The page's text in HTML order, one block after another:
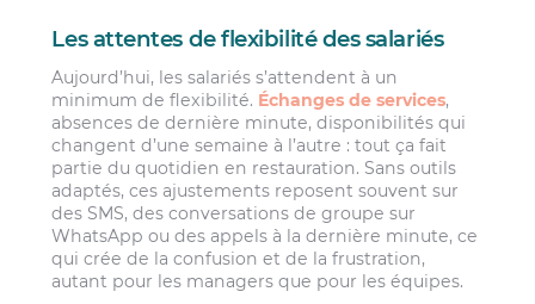
Les attentes de flexibilité des salariés
Aujourd’hui, les salariés s’attendent à un
minimum de flexibilité. Échanges de services,
absences de dernière minute, disponibilités qui
changent d’une semaine à l’autre : tout ça fait
partie du quotidien en restauration. Sans outils
adaptés, ces ajustements reposent souvent sur
des SMS, des conversations de groupe sur
WhatsApp ou des appels à la dernière minute, ce
qui crée de la confusion et de la frustration,
autant pour les managers que pour les équipes.